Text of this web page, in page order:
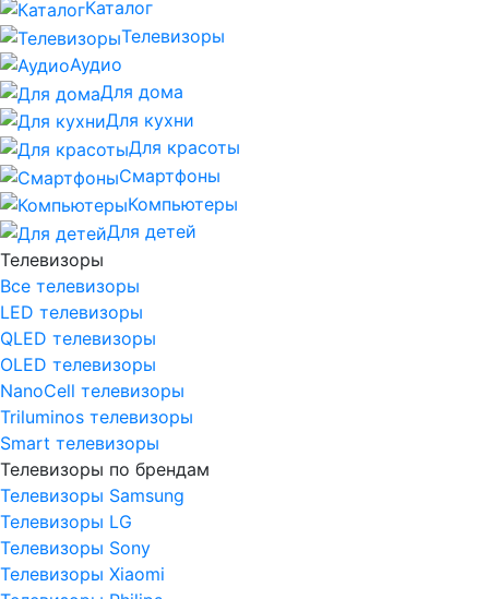
Каталог
Телевизоры
Аудио
Для дома
Для кухни
Для красоты
Смартфоны
Компьютеры
Для детей
Телевизоры
Все телевизоры
LED телевизоры
QLED телевизоры
OLED телевизоры
NanoCell телевизоры
Triluminos телевизоры
Smart телевизоры
Телевизоры по брендам
Телевизоры Samsung
Телевизоры LG
Телевизоры Sony
Телевизоры Xiaomi